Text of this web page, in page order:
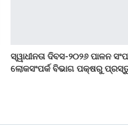
ସ୍ୱାଧୀନତା ଦିବସ-୨୦୨୬ ପାଳନ
ଲୋକସଂପର୍କ ବିଭାଗ ପକ୍ଷରୁ